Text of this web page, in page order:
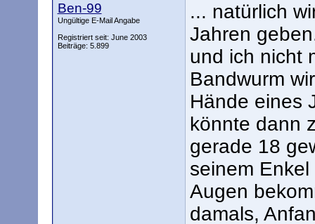
Ben-99
Ungültige E-Mail Angabe
Registriert seit: June 2003
Beiträge: 5.899
... natürlich
Jahren
und ich nicht
Bandwurm
Hände eines
könnte dann
gerade 18
seinem
Augen
damals,